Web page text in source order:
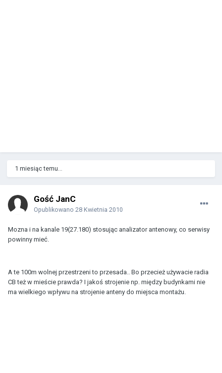
1 miesiąc temu...
Gość JanC
Opublikowano 28 Kwietnia 2010
Mozna i na kanale 19(27.180) stosując analizator antenowy, co serwisy
powinny mieć.
A te 100m wolnej przestrzeni to przesada.. Bo przecież używacie radia
CB też w mieście prawda? I jakoś strojenie np. między budynkami nie
ma wielkiego wpływu na strojenie anteny do miejsca montażu.